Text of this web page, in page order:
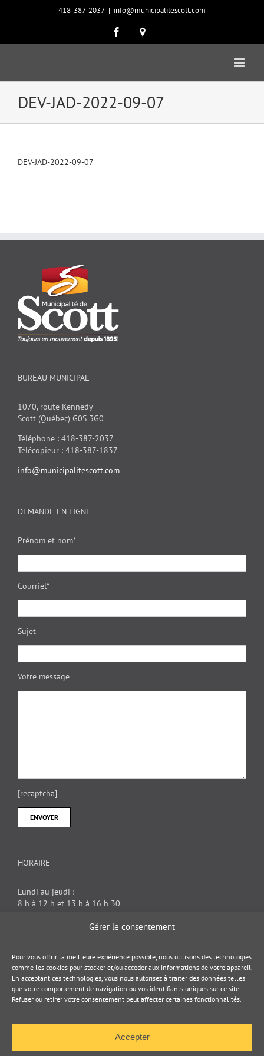
Gérer le consentement
Pour vous offrir la meilleure expérience possible, nous utilisons des technologies
comme les cookies pour stocker et/ou accéder aux informations de votre appareil.
En acceptant ces technologies, vous nous autorisez à traiter des données telles
que votre comportement de navigation ou vos identifiants uniques sur ce site.
Refuser ou retirer votre consentement peut affecter certaines fonctionnalités.
Accepter
418-387-2037 | info@municipalitescott.com
Facebook
Carte
DEV-JAD-2022-09-07
DEV-JAD-2022-09-07
BUREAU MUNICIPAL
1070, route Kennedy
Scott (Québec) G0S 3G0
Téléphone : 418-387-2037
Télécopieur : 418-387-1837
info@municipalitescott.com
DEMANDE EN LIGNE
Prénom et nom*
Courriel*
Sujet
Votre message
[recaptcha]
HORAIRE
Lundi au jeudi :
8 h à 12 h et 13 h à 16 h 30
DOCUMENT JURIDIQUE
Politique de cookies